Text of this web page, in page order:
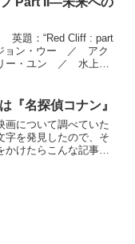
英題：“Red Cliff : part
ョン・ウー ／ アク
ー・ユン ／ 水上戦
ン・ハーユ ／ 製...
『名探偵コナン』
画について調べていた
字を発見したので、そ
けたらこんな記事が